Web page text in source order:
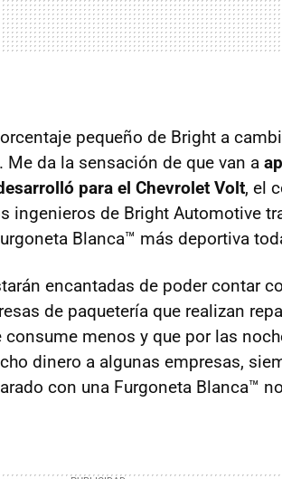
pequeño de Bright a
da la sensación de que van a
para el Chevrolet Volt, el
ingenieros de Bright Automotive
Blanca™ más deportiva
encantadas de poder contar
de paquetería que realizan
consume menos y que por las
dinero a algunas empresas,
con una Furgoneta Blanca™